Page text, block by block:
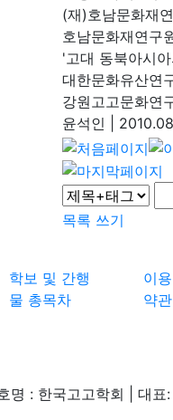
(재)호남문화재
호남문화재연구
'고대 동북아시
대한문화유산연
강원고고문화연
윤석인
목록 쓰기
학보 및 간행
물 총목차
이용
약관
명 : 한국고고학회 | 대